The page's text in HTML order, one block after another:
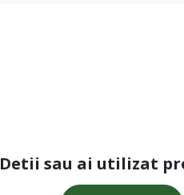
Detii sau ai utilizat